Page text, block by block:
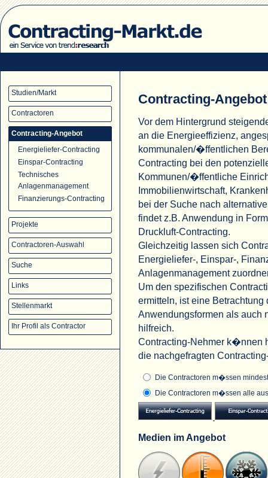
Studien/Markt
Contractoren
Contracting-Angebot
Energieliefer-Contracting
Einspar-Contracting
Technisches
Anlagenmanagement
Finanzierungs-Contracting
Projekte
Contractoren-Auswahl
Suche
Links
Stellenmarkt
Ihr Profil als Contractor
Contracting-Angebot
Vor dem Hintergrund
an die Energieeffizienz,
kommunalen/�ffentlichen
Contracting bei den
Kommunen/�ffentliche
Immobilienwirtschaft,
bei der Suche nach
findet z.B. Anwendung in
Druckluft-Contracting.
Gleichzeitig lassen sich
Energieliefer-, Einspar-,
Anlagenmanagement
Um den spezifischen
ermitteln, ist eine
Anwendungsformen als auch
hilfreich.
Contracting-Nehmer k�nnen
die nachgefragten
Die Contractoren m�ssen
Die Contractoren m�ssen alle
Medien im Angebot